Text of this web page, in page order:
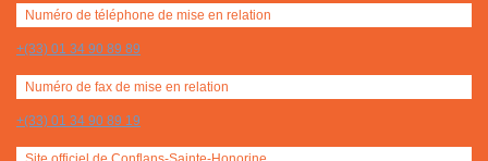
Numéro de téléphone de mise en relation
+(33) 01 34 90 89 89
Numéro de fax de mise en relation
+(33) 01 34 90 89 19